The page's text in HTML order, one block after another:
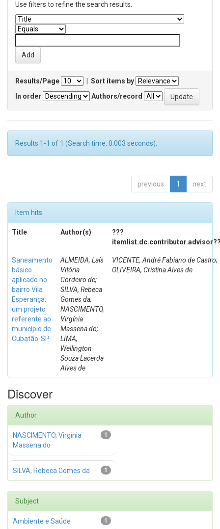
Use filters to refine the search results.
Results/Page
Sort items by
In order
Authors/record
Results 1-1 of 1 (Search time: 0.003 seconds).
previous 1 next
Item hits:
Title Author(s)
???
Saneamento
básico
aplicado no
bairro Vila
Esperança:
um projeto
referente ao
município de
Cubatão-SP
ALMEIDA, Laís
Vitória
Cordeiro de;
SILVA, Rebeca
Gomes da;
NASCIMENTO,
Virgínia
Massena do;
LIMA,
Wellington
Souza Lacerda
Alves de
VICENTE, André Fabiano de Castro;
OLIVEIRA, Cristina Alves de
Discover
Author
1
NASCIMENTO, Virgínia
Massena do
1
SILVA, Rebeca Gomes da
Subject
1
Ambiente e Saúde